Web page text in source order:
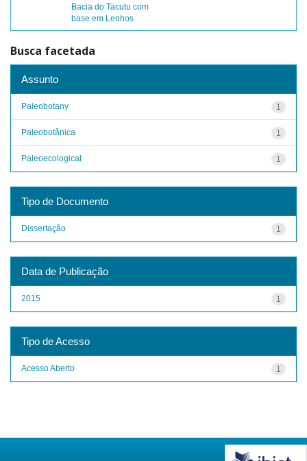
Bacia do Tacutu com
base em Lenhos
Busca facetada
Assunto
1
Paleobotany
1
Paleobotânica
1
Paleoecological
Tipo de Documento
1
Dissertação
Data de Publicação
1
2015
Tipo de Acesso
1
Acesso Aberto